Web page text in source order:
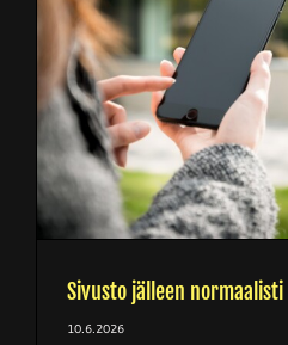
Nuorten
Sivusto jälleen normaalisti
10.6.2026